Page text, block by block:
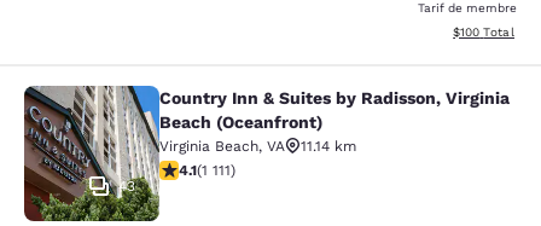
Tarif de membre
Afficher les
$100 Total
Country Inn & Suites by Radisson,
43
Country Inn & Suites by Radisson, Virginia
Beach (Oceanfront)
Virginia Beach, VA
11.14 km
4.07 étoiles. Très bon. 1111 commentaires
4.1(1 111)